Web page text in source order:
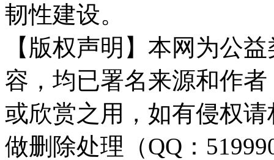
韧性建设。
【版权声明】本网为公
容，均已署名来源和作
或欣赏之用，如有侵权
做删除处理（QQ：